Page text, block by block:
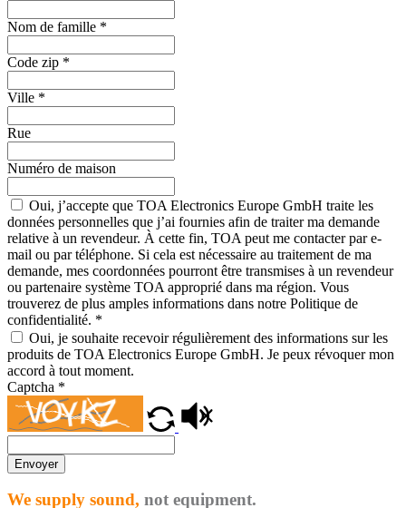
Nom de famille *
Code zip *
Ville *
Rue
Numéro de maison
Oui, j’accepte que TOA Electronics Europe GmbH traite les
données personnelles que j’ai fournies afin de traiter ma demande
relative à un revendeur. À cette fin, TOA peut me contacter par e-
mail ou par téléphone. Si cela est nécessaire au traitement de ma
demande, mes coordonnées pourront être transmises à un revendeur
ou partenaire système TOA approprié dans ma région. Vous
trouverez de plus amples informations dans notre Politique de
confidentialité. *
Oui, je souhaite recevoir régulièrement des informations sur les
produits de TOA Electronics Europe GmbH. Je peux révoquer mon
accord à tout moment.
Captcha *
Envoyer
We supply sound, not equipment.